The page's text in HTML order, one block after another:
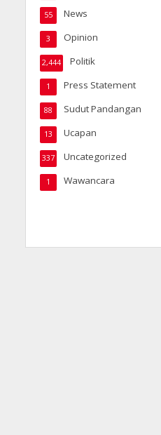
News
55
Opinion
3
Politik
2,444
Press Statement
1
Sudut Pandangan
88
Ucapan
13
Uncategorized
337
Wawancara
1